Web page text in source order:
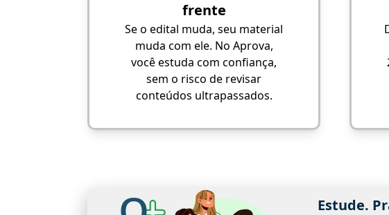
frente
Se o edital muda, seu material
muda com ele. No Aprova,
você estuda com confiança,
sem o risco de revisar
conteúdos ultrapassados.
Estude.